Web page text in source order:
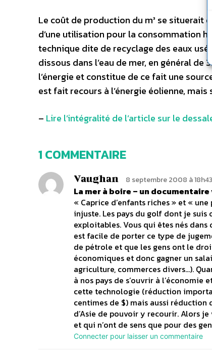
Le coût de production du m³ se situerait
d’une utilisation pour la consommation
technique dite de recyclage des eaux
dissous dans l’eau de mer, en général
l’énergie et constitue de ce fait une
est fait recours à l’énergie éolienne,
– Lire l’intégralité de l’article sur le
1 COMMENTAIRE
Vaughan 8 septembre 2008 à 18h43
La mer à boire – un
« Caprice d’enfants riches » et «
injuste. Les pays du golf dont je suis
exploitables. Vous qui êtes nés
est facile de porter ce type de
de pétrole et que les gens ont le
économiques et donc gagner un
agriculture, commerces divers…).
à nos pays de s’ouvrir à
cette technologie (réduction
centimes de $) mais aussi réduction
d’Asie de pouvoir y recourir. Alors
et qui n’ont de sens que pour des
Connecter pour laisser un commentaire